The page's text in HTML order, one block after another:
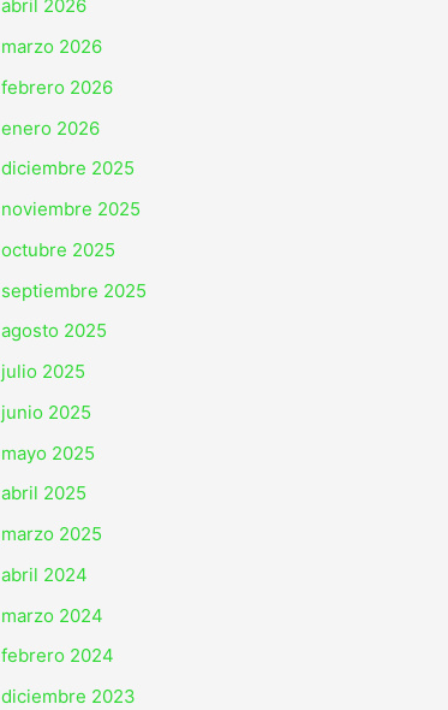
abril 2026
marzo 2026
febrero 2026
enero 2026
diciembre 2025
noviembre 2025
octubre 2025
septiembre 2025
agosto 2025
julio 2025
junio 2025
mayo 2025
abril 2025
marzo 2025
abril 2024
marzo 2024
febrero 2024
diciembre 2023